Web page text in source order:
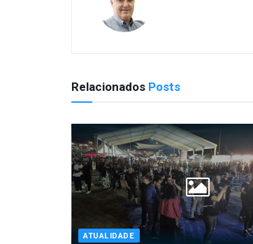
Relacionados Posts
ATUALIDADE